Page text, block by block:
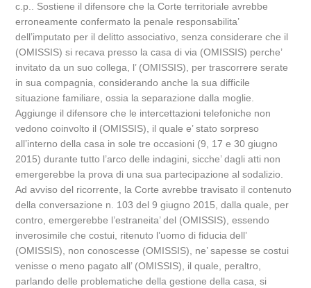
c.p.. Sostiene il difensore che la Corte territoriale avrebbe
erroneamente confermato la penale responsabilita’
dell’imputato per il delitto associativo, senza considerare che il
(OMISSIS) si recava presso la casa di via (OMISSIS) perche’
invitato da un suo collega, l’ (OMISSIS), per trascorrere serate
in sua compagnia, considerando anche la sua difficile
situazione familiare, ossia la separazione dalla moglie.
Aggiunge il difensore che le intercettazioni telefoniche non
vedono coinvolto il (OMISSIS), il quale e’ stato sorpreso
all’interno della casa in sole tre occasioni (9, 17 e 30 giugno
2015) durante tutto l’arco delle indagini, sicche’ dagli atti non
emergerebbe la prova di una sua partecipazione al sodalizio.
Ad avviso del ricorrente, la Corte avrebbe travisato il contenuto
della conversazione n. 103 del 9 giugno 2015, dalla quale, per
contro, emergerebbe l’estraneita’ del (OMISSIS), essendo
inverosimile che costui, ritenuto l’uomo di fiducia dell’
(OMISSIS), non conoscesse (OMISSIS), ne’ sapesse se costui
venisse o meno pagato all’ (OMISSIS), il quale, peraltro,
parlando delle problematiche della gestione della casa, si